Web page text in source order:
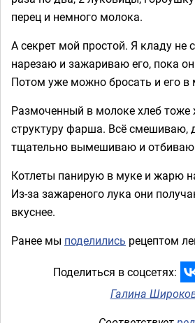
перец и немного молока.
А секрет мой простой. Я кладу не
нарезаю и зажариваю его, пока
Потом уже можно бросать и его в
Размоченный в молоке хлеб тоже
структуру фарша. Всё смешиваю,
тщательно вымешиваю и
Котлеты панирую в муке и жарю
Из-за зажареного лука они
вкуснее.
Ранее мы поделились рецептом
Поделиться в соцсетях:
Галина